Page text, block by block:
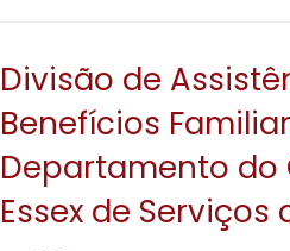
Divisão de
Benefícios
Departamento do
Essex de Serviços